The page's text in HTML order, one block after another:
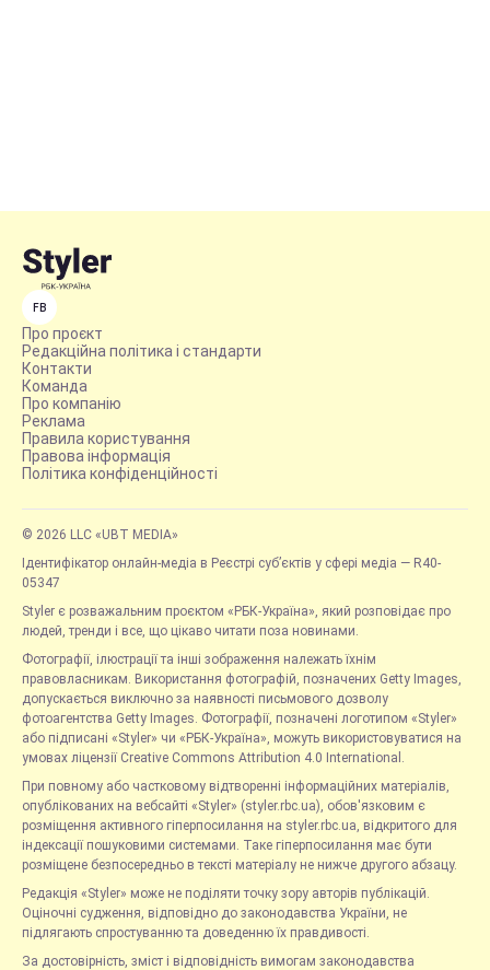
FB
Про проєкт
Редакційна політика і стандарти
Контакти
Команда
Про компанію
Реклама
Правила користування
Правова інформація
Політика конфіденційності
© 2026 LLC «UBT MEDIA»
Ідентифікатор онлайн-медіа в Реєстрі суб’єктів у сфері медіа — R40-
05347
Styler є розважальним проєктом «РБК-Україна», який розповідає про
людей, тренди і все, що цікаво читати поза новинами.
Фотографії, ілюстрації та інші зображення належать їхнім
правовласникам. Використання фотографій, позначених Getty Images,
допускається виключно за наявності письмового дозволу
фотоагентства Getty Images. Фотографії, позначені логотипом «Styler»
або підписані «Styler» чи «РБК-Україна», можуть використовуватися на
умовах ліцензії Creative Commons Attribution 4.0 International.
При повному або частковому відтворенні інформаційних матеріалів,
опублікованих на вебсайті «Styler» (styler.rbc.ua), обов'язковим є
розміщення активного гіперпосилання на styler.rbc.ua, відкритого для
індексації пошуковими системами. Таке гіперпосилання має бути
розміщене безпосередньо в тексті матеріалу не нижче другого абзацу.
Редакція «Styler» може не поділяти точку зору авторів публікацій.
Оціночні судження, відповідно до законодавства України, не
підлягають спростуванню та доведенню їх правдивості.
За достовірність, зміст і відповідність вимогам законодавства